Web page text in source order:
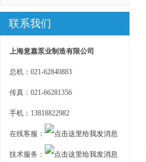
联系我们
上海意嘉泵业制造有限公司
总机：021-62840883
传真：021-66281356
手机：13818822982
在线客服：
技术服务：